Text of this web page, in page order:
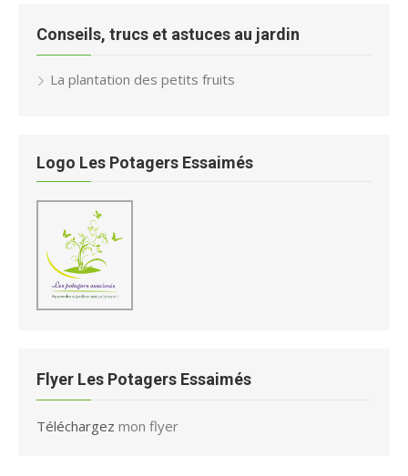
Conseils, trucs et astuces au jardin
La plantation des petits fruits
Logo Les Potagers Essaimés
Flyer Les Potagers Essaimés
Téléchargez mon flyer